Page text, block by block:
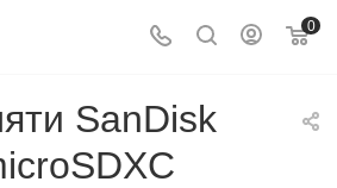
0
SanDisk